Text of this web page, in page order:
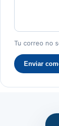
Tu correo no
Enviar